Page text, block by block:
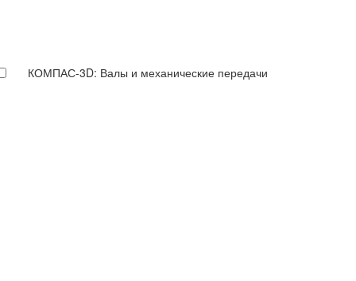
КОМПАС-3D: Валы и механические передачи